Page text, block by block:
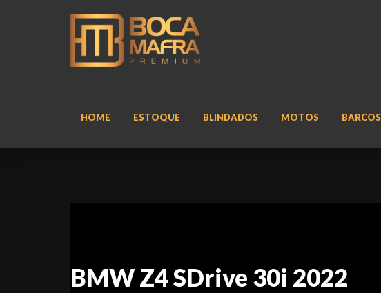
HOME ESTOQUE BLINDADOS MOTOS BARCOS
BMW Z4 SDrive 30i 2022